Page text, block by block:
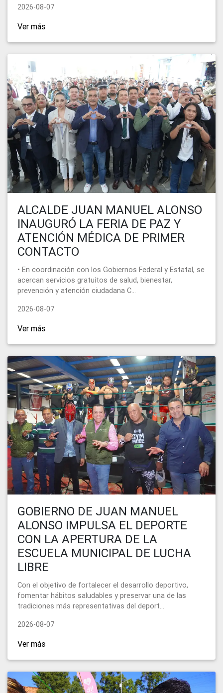
2026-08-07
Ver más
ALCALDE JUAN MANUEL ALONSO
INAUGURÓ LA FERIA DE PAZ Y
ATENCIÓN MÉDICA DE PRIMER
CONTACTO
• En coordinación con los Gobiernos Federal y Estatal, se
acercan servicios gratuitos de salud, bienestar,
prevención y atención ciudadana C...
2026-08-07
Ver más
GOBIERNO DE JUAN MANUEL
ALONSO IMPULSA EL DEPORTE
CON LA APERTURA DE LA
ESCUELA MUNICIPAL DE LUCHA
LIBRE
Con el objetivo de fortalecer el desarrollo deportivo,
fomentar hábitos saludables y preservar una de las
tradiciones más representativas del deport...
2026-08-07
Ver más